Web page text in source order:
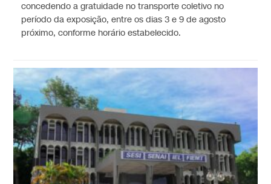
concedendo a gratuidade no transporte coletivo no
período da exposição, entre os dias 3 e 9 de agosto
próximo, conforme horário estabelecido.